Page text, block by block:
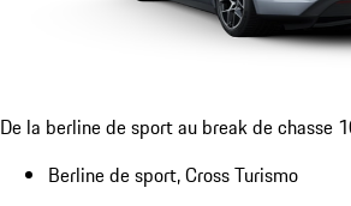
De la berline de sport au break de chasse
Berline de sport, Cross Turismo